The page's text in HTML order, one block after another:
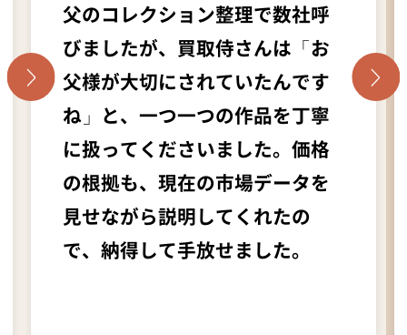
父のコレクション整理で数社呼
びましたが、買取侍さんは「お
父様が大切にされていたんです
ね」と、一つ一つの作品を丁寧
に扱ってくださいました。価格
の根拠も、現在の市場データを
見せながら説明してくれたの
で、納得して手放せました。